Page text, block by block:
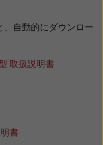
、自動的にダウンロー
取扱説明書
書